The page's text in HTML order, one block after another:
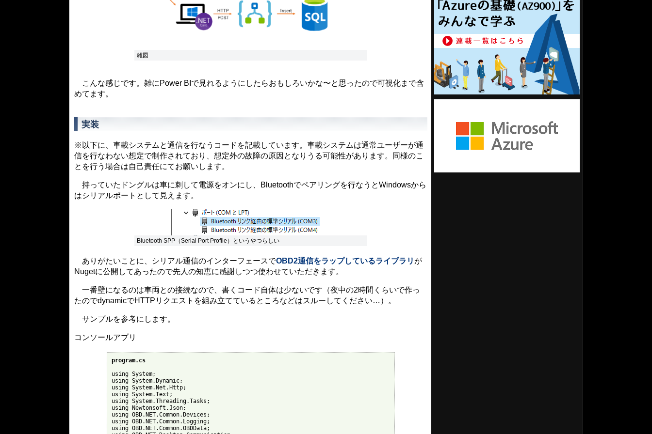
雑図
こんな感じです。雑にPower BIで見れるようにしたらおもしろいかな〜と思ったので可視化まで含
めてます。
実装
※以下に、車載システムと通信を行なうコードを記載しています。車載システムは通常ユーザーが通
信を行なわない想定で制作されており、想定外の故障の原因となりうる可能性があります。同様のこ
とを行う場合は自己責任にてお願いします。
持っていたドングルは車に刺して電源をオンにし、Bluetoothでペアリングを行なうとWindowsから
はシリアルポートとして見えます。
Bluetooth SPP（Serial Port Profile）というやつらしい
ありがたいことに、シリアル通信のインターフェースでOBD2通信をラップしているライブラリ が
Nugetに公開してあったので先人の知恵に感謝しつつ使わせていただきます。
一番壁になるのは車両との接続なので、書くコード自体は少ないです（夜中の2時間くらいで作っ
たのでdynamicでHTTPリクエストを組み立てているところなどはスルーしてください…）。
サンプルを参考にします。
コンソールアプリ
program.cs
using System;
using System.Dynamic;
using System.Net.Http;
using System.Text;
using System.Threading.Tasks;
using Newtonsoft.Json;
using OBD.NET.Common.Devices;
using OBD.NET.Common.Logging;
using OBD.NET.Common.OBDData;